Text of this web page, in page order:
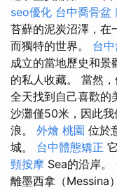
seo優化 台中喬骨盆
苔蘚的泥炭沼澤，在
而獨特的世界。 台
成立的當地歷史和景
的私人收藏。 當然
全天找到自己喜歡的
沙灘僅50米，因此
浪。 外燴 桃園 位於
城。 台中體態矯正
頸按摩 Sea的沿岸。
離墨西拿（Messina